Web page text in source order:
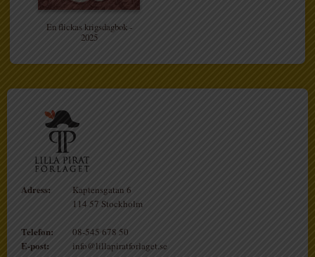
En flickas krigsdagbok -
2025
Adress:
Kaptensgatan 6
114 57 Stockholm
Telefon: 08-545 678 50
E-post: info@lillapiratforlaget.se